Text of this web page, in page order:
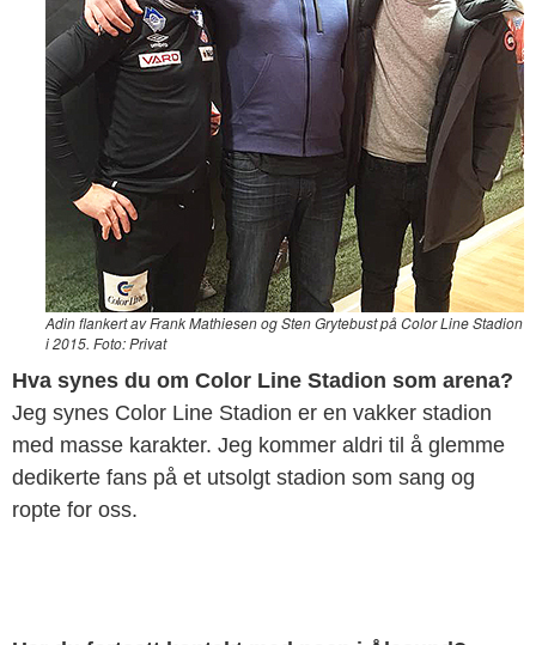
Adin flankert av Frank Mathiesen og Sten Grytebust på Color Line Stadion
i 2015. Foto: Privat
Hva synes du om Color Line Stadion som arena?
Jeg synes Color Line Stadion er en vakker stadion
med masse karakter. Jeg kommer aldri til å glemme
dedikerte fans på et utsolgt stadion som sang og
ropte for oss.